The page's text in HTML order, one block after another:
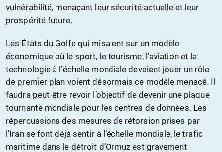
vulnérabilité, menaçant leur sécurité actuelle et leur
prospérité future.
Les États du Golfe qui misaient sur un modèle
économique où le sport, le tourisme, l’aviation et la
technologie à l’échelle mondiale devaient jouer un rôle
de premier plan voient désormais ce modèle menacé. Il
faudra peut-être revoir l’objectif de devenir une plaque
tournante mondiale pour les centres de données. Les
répercussions des mesures de rétorsion prises par
l’Iran se font déjà sentir à l’échelle mondiale, le trafic
maritime dans le détroit d’Ormuz est gravement